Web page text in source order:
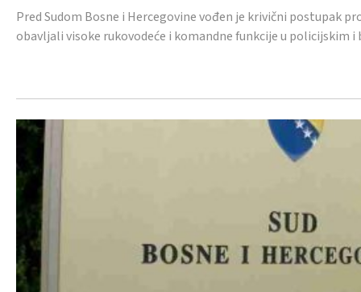
Pred Sudom Bosne i Hercegovine vođen je krivični postupak
obavljali visoke rukovodeće i komandne funkcije u policijskim